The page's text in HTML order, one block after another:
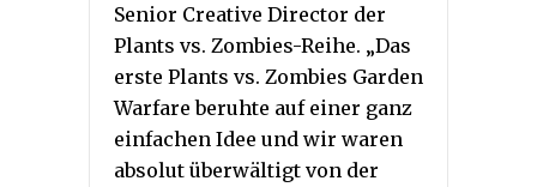
Senior Creative Director der
Plants vs. Zombies-Reihe. „Das
erste Plants vs. Zombies Garden
Warfare beruhte auf einer ganz
einfachen Idee und wir waren
absolut überwältigt von der